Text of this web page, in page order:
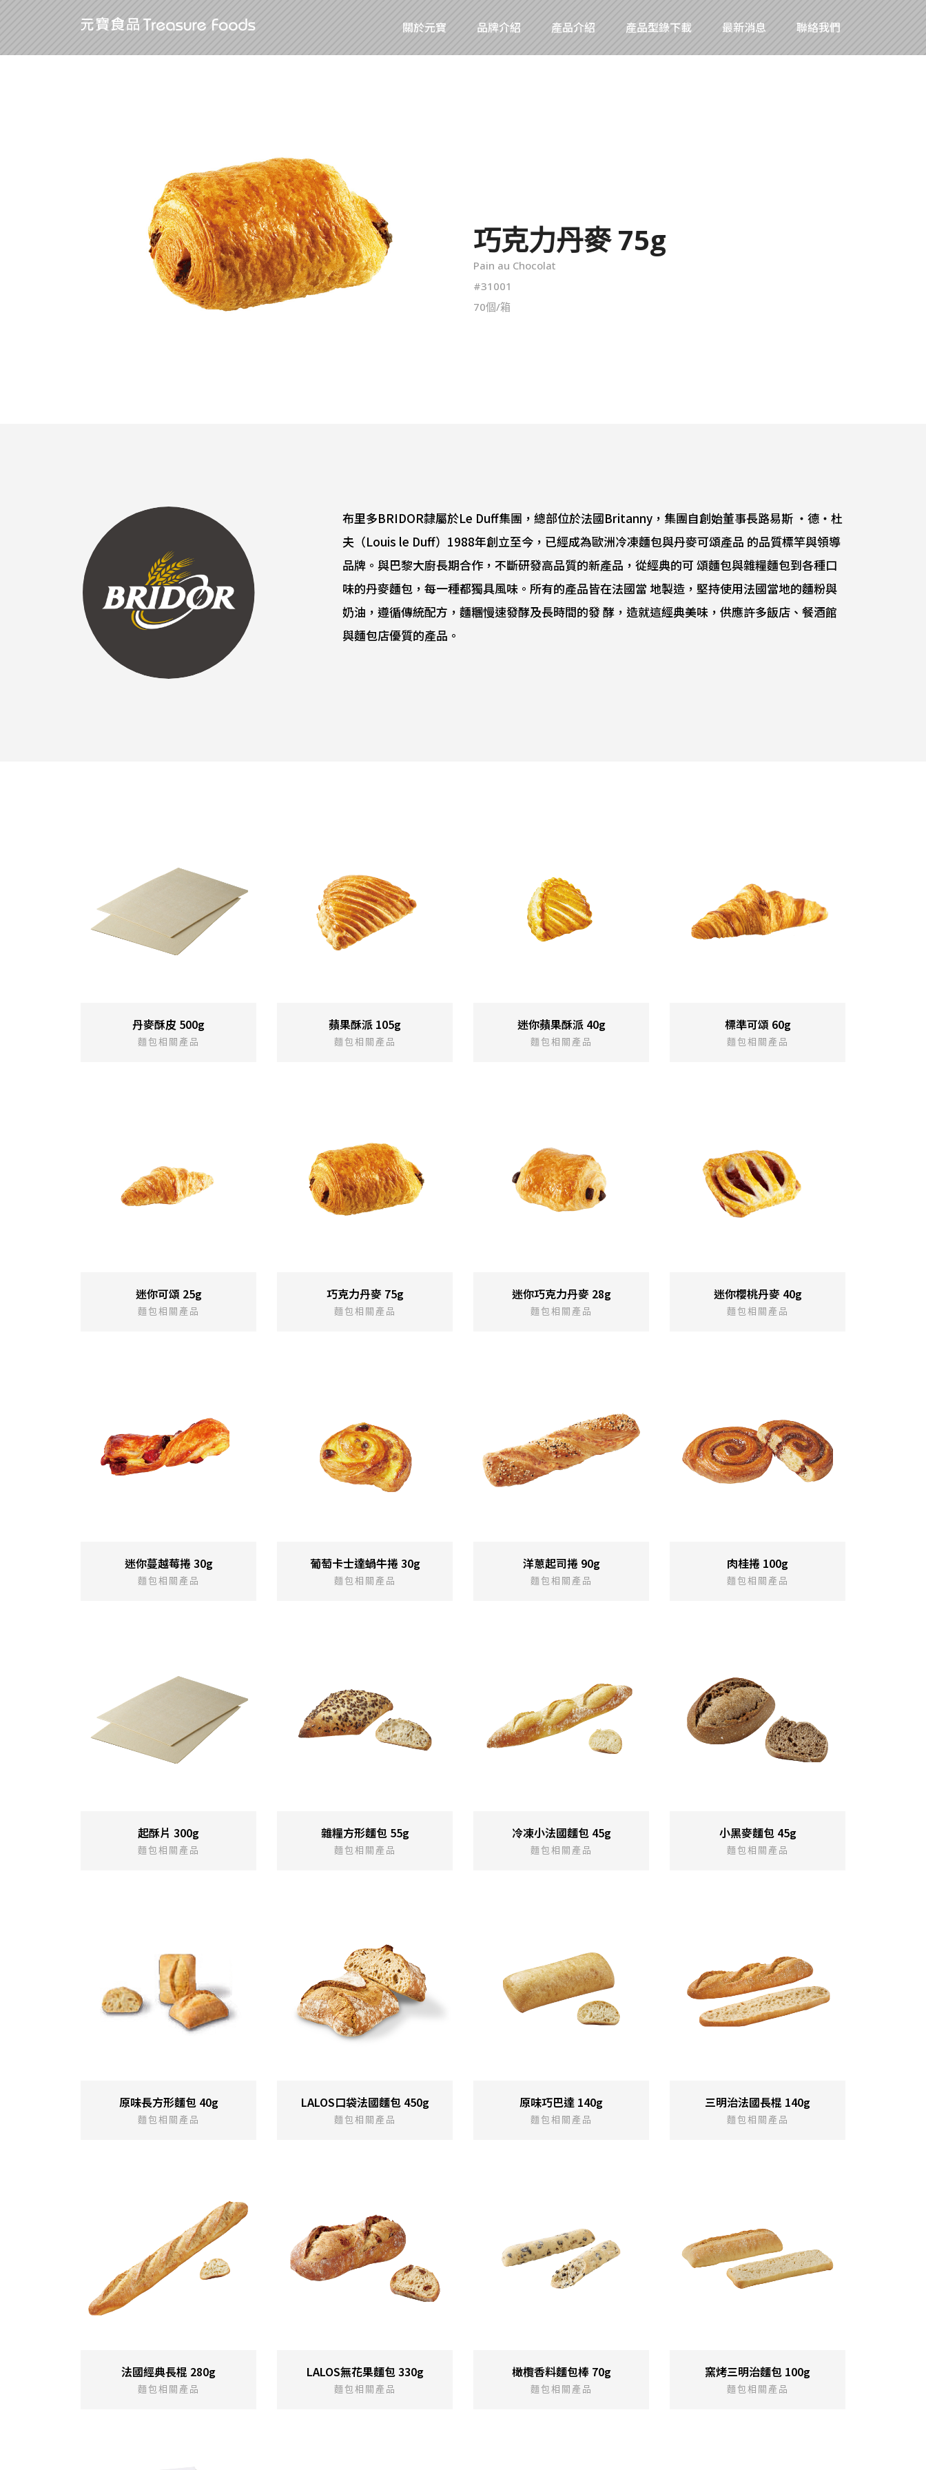
關於元寶 品牌介紹 產品介紹 產品型錄下載 最新消息 聯絡我們
巧克力丹麥 75g
Pain au Chocolat
#31001
70個/箱
布里多BRIDOR隸屬於Le Duff集團，總部位於法國Britanny，集團自創始董事長路易斯 ‧德‧杜
夫（Louis le Duff）1988年創立至今，已經成為歐洲冷凍麵包與丹麥可頌產品 的品質標竿與領導
品牌。與巴黎大廚長期合作，不斷研發高品質的新產品，從經典的可 頌麵包與雜糧麵包到各種口
味的丹麥麵包，每一種都獨具風味。所有的產品皆在法國當 地製造，堅持使用法國當地的麵粉與
奶油，遵循傳統配方，麵糰慢速發酵及長時間的發 酵，造就這經典美味，供應許多飯店、餐酒館
與麵包店優質的產品。
丹麥酥皮 500g
麵包相關產品
蘋果酥派 105g
麵包相關產品
迷你蘋果酥派 40g
麵包相關產品
標準可頌 60g
麵包相關產品
迷你可頌 25g
麵包相關產品
巧克力丹麥 75g
麵包相關產品
迷你巧克力丹麥 28g
麵包相關產品
迷你櫻桃丹麥 40g
麵包相關產品
迷你蔓越莓捲 30g
麵包相關產品
葡萄卡士達蝸牛捲 30g
麵包相關產品
洋蔥起司捲 90g
麵包相關產品
肉桂捲 100g
麵包相關產品
起酥片 300g
麵包相關產品
雜糧方形麵包 55g
麵包相關產品
冷凍小法國麵包 45g
麵包相關產品
小黑麥麵包 45g
麵包相關產品
原味長方形麵包 40g
麵包相關產品
LALOS口袋法國麵包 450g
麵包相關產品
原味巧巴達 140g
麵包相關產品
三明治法國長棍 140g
麵包相關產品
法國經典長棍 280g
麵包相關產品
LALOS無花果麵包 330g
麵包相關產品
橄欖香料麵包棒 70g
麵包相關產品
窯烤三明治麵包 100g
麵包相關產品